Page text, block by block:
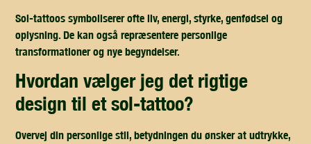
Sol-tattoos symboliserer ofte liv, energi, styrke, genfødsel og
oplysning. De kan også repræsentere personlige
transformationer og nye begyndelser.
hvordan vælger jeg det rigtige
design til et sol-tattoo?
Overvej din personlige stil, betydningen du ønsker at udtrykke,